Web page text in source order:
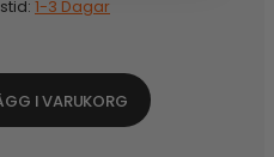
1-3 Dagar
I VARUKORG